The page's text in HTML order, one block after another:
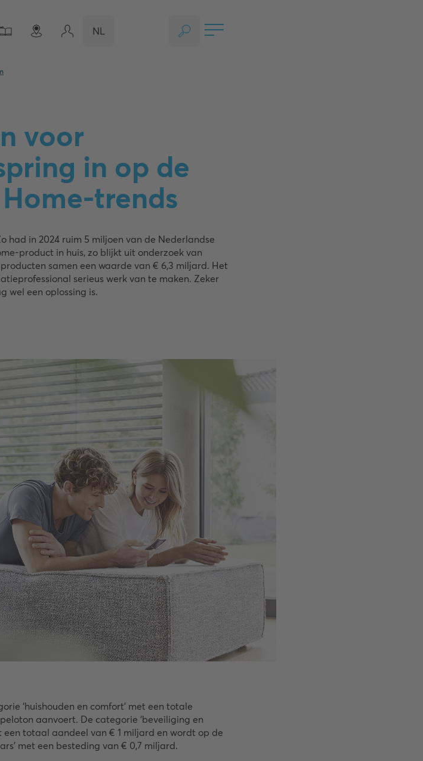
NL
voor
in op de
trends
had in 2024 ruim 5 miljoen van de Nederlandse
product in huis, zo blijkt uit onderzoek van
samen een waarde van € 6,3 miljard. Het
serieus werk van te maken. Zeker
wel een oplossing is.
‘huishouden en comfort’ met een totale
aanvoert. De categorie ‘beveiliging en
totaal aandeel van € 1 miljard en wordt op de
met een besteding van € 0,7 miljard.